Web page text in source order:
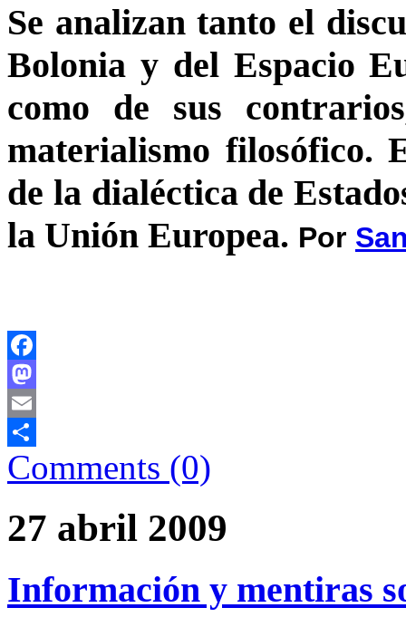
Se analizan tanto el
Bolonia y del Espacio
como de sus
materialismo filosófico.
de la dialéctica de
la Unión Europea. Por
Facebook
Mastodon
Email
Comparteix
Comments (0)
27 abril 2009
Información y mentiras